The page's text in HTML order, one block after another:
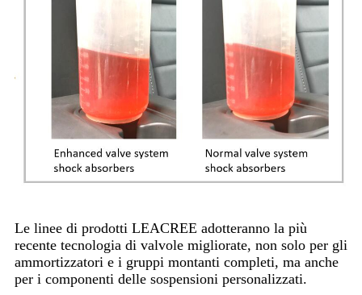
Le linee di prodotti LEACREE adotteranno la più
recente tecnologia di valvole migliorate, non solo per gli
ammortizzatori e i gruppi montanti completi, ma anche
per i componenti delle sospensioni personalizzati.